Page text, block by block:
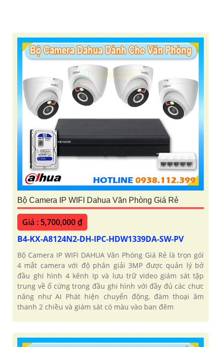
Bộ Camera IP WIFI Dahua Văn Phòng Giá Rẻ
Giá : 5,700,000 ₫
B4-KX-A8124N2-DH-IPC-HDW1339DA-SW-PV
Bộ Camera IP WIFI DAHUA Văn Phòng Giá Rẻ là trọn gói
4 mắt camera với độ phân giải 3MP được quản lý bở
đầu ghi hình 4 kênh Ip và lưu trữ video giám sát tập
trung về ổ cứng trong đầu ghi hình với đầy đủ các chưc
năng như AI Phát hiện chuyển động, đàm thoại âm
thanh 2 chiều và giám sát có màu vào ban đêm